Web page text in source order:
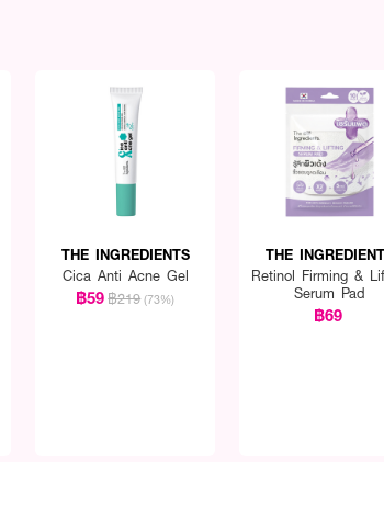
THE INGREDIENTS
Cica Anti Acne Gel
฿59฿219 (73%)
THE
Retinol Firming &
Serum Pad
฿69